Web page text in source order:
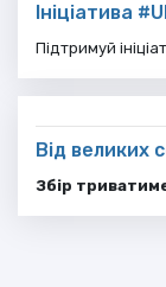
Ініціатива
Підтримуй
Від великих
Збір